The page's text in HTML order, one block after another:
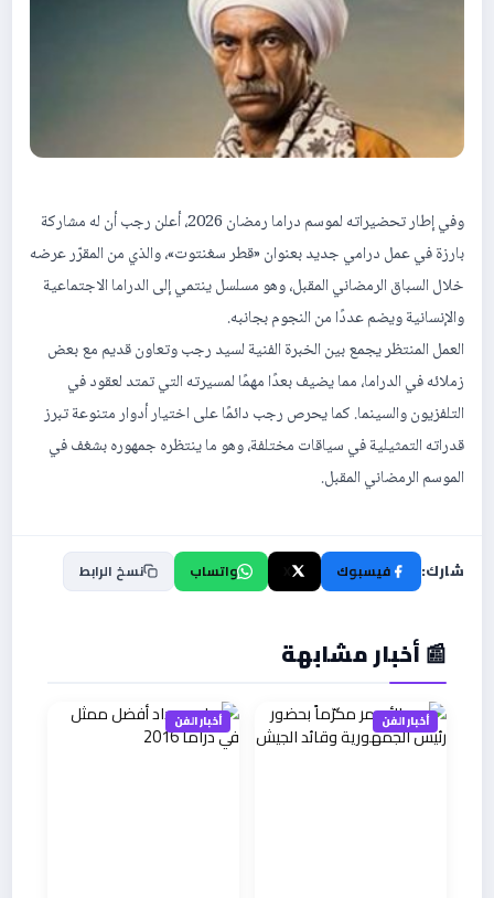
وفي إطار تحضيراته لموسم دراما رمضان 2026، أعلن رجب أن له مشاركة
بارزة في عمل درامي جديد بعنوان «قطر سغنتوت»، والذي من المقرّر عرضه
خلال السباق الرمضاني المقبل، وهو مسلسل ينتمي إلى الدراما الاجتماعية
والإنسانية ويضم عددًا من النجوم بجانبه.
العمل المنتظر يجمع بين الخبرة الفنية لسيد رجب وتعاون قديم مع بعض
زملائه في الدراما، مما يضيف بعدًا مهمًا لمسيرته التي تمتد لعقود في
التلفزيون والسينما. كما يحرص رجب دائمًا على اختيار أدوار متنوعة تبرز
قدراته التمثيلية في سياقات مختلفة، وهو ما ينتظره جمهوره بشغف في
الموسم الرمضاني المقبل.
شارك: فيسبوك واتساب نسخ الرابط
📰 أخبار مشابهة
أخبار الفن أخبار الفن